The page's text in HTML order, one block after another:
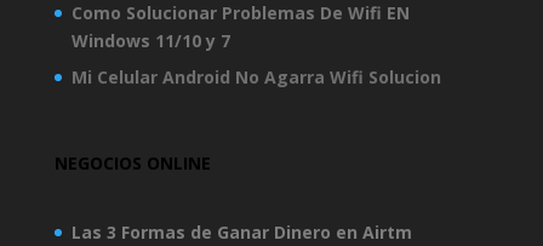
Como Solucionar Problemas De Wifi EN
Windows 11/10 y 7
Mi Celular Android No Agarra Wifi Solucion
NEGOCIOS ONLINE
Las 3 Formas de Ganar Dinero en Airtm